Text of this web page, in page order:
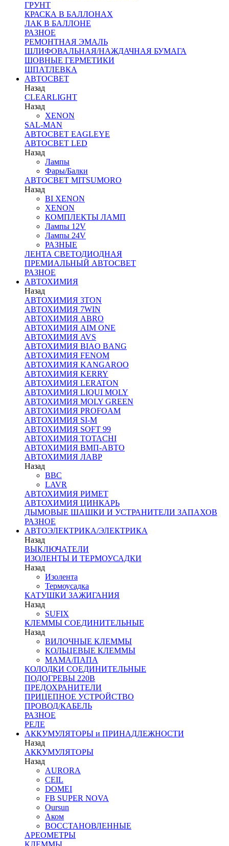
ГРУНТ
КРАСКА В БАЛЛОНАХ
ЛАК В БАЛЛОНЕ
РАЗНОЕ
РЕМОНТНАЯ ЭМАЛЬ
ШЛИФОВАЛЬНАЯ/НАЖДАЧНАЯ БУМАГА
ШОВНЫЕ ГЕРМЕТИКИ
ШПАТЛЕВКА
АВТОСВЕТ
Назад
CLEARLIGHT
Назад
XENON
SAL-MAN
АВТОСВЕТ EAGLEYE
АВТОСВЕТ LED
Назад
Лампы
Фары/Балки
АВТОСВЕТ MITSUMORO
Назад
BI XENON
XENON
КОМПЛЕКТЫ ЛАМП
Лампы 12V
Лампы 24V
РАЗНЫЕ
ЛЕНТА СВЕТОДИОДНАЯ
ПРЕМИАЛЬНЫЙ АВТОСВЕТ
РАЗНОЕ
АВТОХИМИЯ
Назад
АВТОХИМИЯ 3TON
АВТОХИМИЯ 7WIN
АВТОХИМИЯ ABRO
АВТОХИМИЯ AIM ONE
АВТОХИМИЯ AVS
АВТОХИМИЯ BIAO BANG
АВТОХИМИЯ FENOM
АВТОХИМИЯ KANGAROO
АВТОХИМИЯ KERRY
АВТОХИМИЯ LERATON
АВТОХИМИЯ LIQUI MOLY
АВТОХИМИЯ MOLY GREEN
АВТОХИМИЯ PROFOAM
АВТОХИМИЯ SI-M
АВТОХИМИЯ SOFT 99
АВТОХИМИЯ TOTACHI
АВТОХИМИЯ ВМП-АВТО
АВТОХИМИЯ ЛАВР
Назад
BBC
LAVR
АВТОХИМИЯ РИМЕТ
АВТОХИМИЯ ЦИНКАРЬ
ДЫМОВЫЕ ШАШКИ И УСТРАНИТЕЛИ ЗАПАХОВ
РАЗНОЕ
АВТОЭЛЕКТРИКА/ЭЛЕКТРИКА
Назад
ВЫКЛЮЧАТЕЛИ
ИЗОЛЕНТЫ И ТЕРМОУСАДКИ
Назад
Изолента
Термоусадка
КАТУШКИ ЗАЖИГАНИЯ
Назад
SUFIX
КЛЕММЫ СОЕДИНИТЕЛЬНЫЕ
Назад
ВИЛОЧНЫЕ КЛЕММЫ
КОЛЬЦЕВЫЕ КЛЕММЫ
МАМА/ПАПА
КОЛОДКИ СОЕДИНИТЕЛЬНЫЕ
ПОДОГРЕВЫ 220В
ПРЕДОХРАНИТЕЛИ
ПРИЦЕПНОЕ УСТРОЙСТВО
ПРОВОД/КАБЕЛЬ
РАЗНОЕ
РЕЛЕ
АККУМУЛЯТОРЫ и ПРИНАДЛЕЖНОСТИ
Назад
АККУМУЛЯТОРЫ
Назад
AURORA
CEIL
DOMEI
FB SUPER NOVA
Oursun
Аком
ВОССТАНОВЛЕННЫЕ
АРЕОМЕТРЫ
КЛЕММЫ